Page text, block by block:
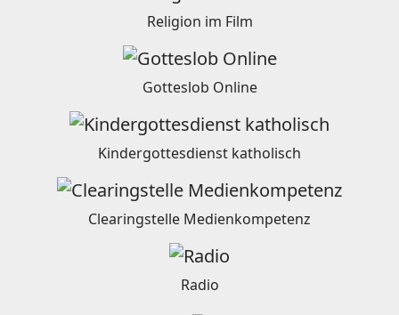
Religion im Film
Gotteslob Online
Kindergottesdienst katholisch
Clearingstelle Medienkompetenz
Radio